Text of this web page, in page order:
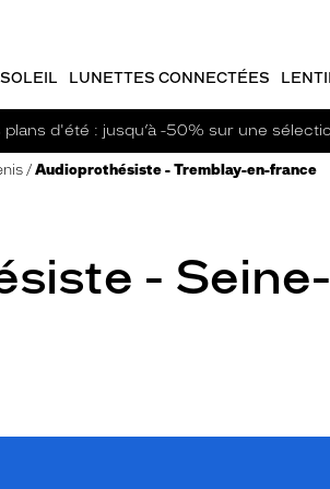
LUNETTES CONNECTÉES
plans d'été : jusqu’à -50% sur une
Audioprothésiste - Tremblay-en-france
-